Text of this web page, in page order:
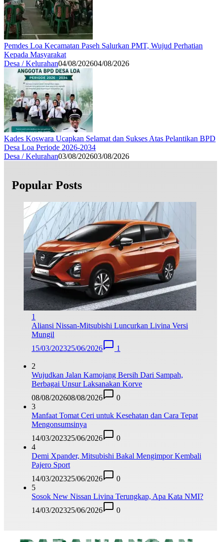
Pemdes Loa Kecamatan Paseh Salurkan PMT, Wujud Perhatian
Kepada Masyarakat
Desa / Kelurahan04/08/202604/08/2026
Kades Koswara Ucapkan Selamat dan Sukses Atas Pelantikan BPD
Desa Loa Periode 2026-2034
Desa / Kelurahan03/08/202603/08/2026
Popular Posts
1
Aliansi Nissan-Mitsubishi Luncurkan Livina Versi
Mungil
15/03/202325/06/2026 1
2
Wujudkan Jalan Kamojang Bersih Dari Sampah,
Berbagai Unsur Laksanakan Korve
08/08/202608/08/2026
0
3
Manfaat Tomat Ceri untuk Kesehatan dan Cara Tepat
Mengonsumsinya
14/03/202325/06/2026
0
4
Demi Xpander, Mitsubishi Bakal Mengimpor Kembali
Pajero Sport
14/03/202325/06/2026
0
5
Sosok New Nissan Livina Terungkap, Apa Kata NMI?
14/03/202325/06/2026 0